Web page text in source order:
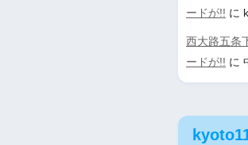
ードが!! に
西大路五条
ードが!! に